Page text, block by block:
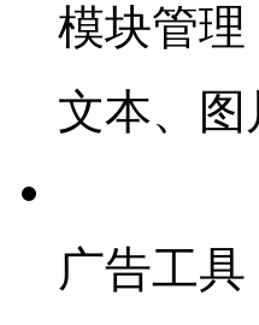
模块管理
文本、
广告工具